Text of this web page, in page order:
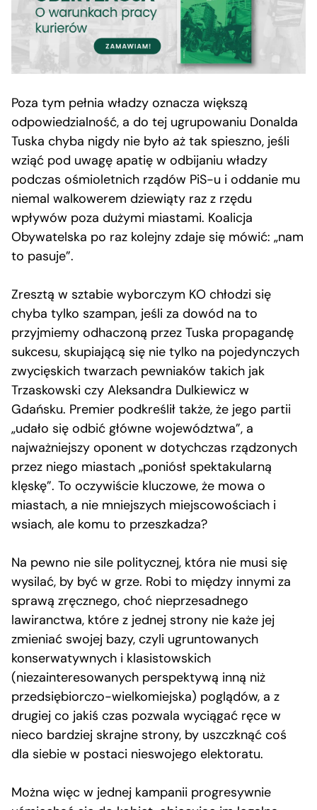
Poza tym pełnia władzy oznacza większą
odpowiedzialność, a do tej ugrupowaniu Donalda
Tuska chyba nigdy nie było aż tak spieszno, jeśli
wziąć pod uwagę apatię w odbijaniu władzy
podczas ośmioletnich rządów PiS-u i oddanie mu
niemal walkowerem dziewiąty raz z rzędu
wpływów poza dużymi miastami. Koalicja
Obywatelska po raz kolejny zdaje się mówić: „nam
to pasuje”.
Zresztą w sztabie wyborczym KO chłodzi się
chyba tylko szampan, jeśli za dowód na to
przyjmiemy odhaczoną przez Tuska propagandę
sukcesu, skupiającą się nie tylko na pojedynczych
zwycięskich twarzach pewniaków takich jak
Trzaskowski czy Aleksandra Dulkiewicz w
Gdańsku. Premier podkreślił także, że jego partii
„udało się odbić główne województwa”, a
najważniejszy oponent w dotychczas rządzonych
przez niego miastach „poniósł spektakularną
klęskę”. To oczywiście kluczowe, że mowa o
miastach, a nie mniejszych miejscowościach i
wsiach, ale komu to przeszkadza?
Na pewno nie sile politycznej, która nie musi się
wysilać, by być w grze. Robi to między innymi za
sprawą zręcznego, choć nieprzesadnego
lawiranctwa, które z jednej strony nie każe jej
zmieniać swojej bazy, czyli ugruntowanych
konserwatywnych i klasistowskich
(niezainteresowanych perspektywą inną niż
przedsiębiorczo-wielkomiejska) poglądów, a z
drugiej co jakiś czas pozwala wyciągać ręce w
nieco bardziej skrajne strony, by uszczknąć coś
dla siebie w postaci nieswojego elektoratu.
Można więc w jednej kampanii progresywnie